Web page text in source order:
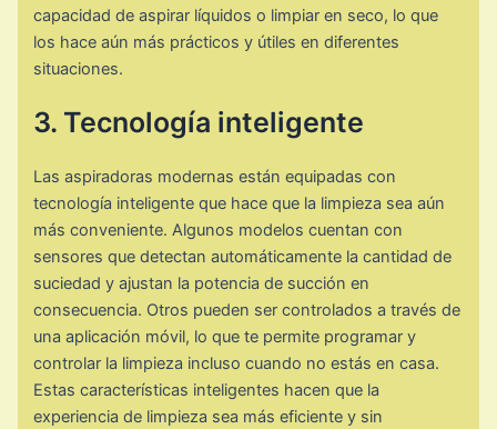
capacidad de aspirar líquidos o limpiar en seco, lo que
los hace aún más prácticos y útiles en diferentes
situaciones.
3. Tecnología inteligente
Las aspiradoras modernas están equipadas con
tecnología inteligente que hace que la limpieza sea aún
más conveniente. Algunos modelos cuentan con
sensores que detectan automáticamente la cantidad de
suciedad y ajustan la potencia de succión en
consecuencia. Otros pueden ser controlados a través de
una aplicación móvil, lo que te permite programar y
controlar la limpieza incluso cuando no estás en casa.
Estas características inteligentes hacen que la
experiencia de limpieza sea más eficiente y sin